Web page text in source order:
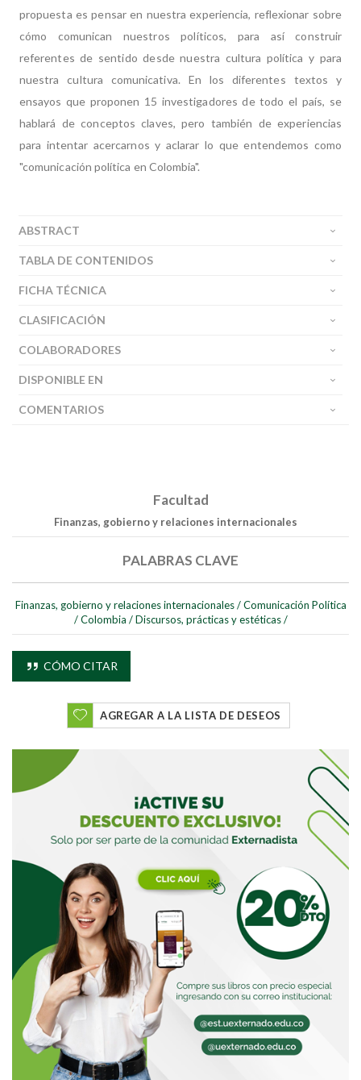
Buscar
propuesta es pensar en nuestra experiencia, reflexionar sobre
cómo comunican nuestros políticos, para así construir
referentes de sentido desde nuestra cultura política y para
nuestra cultura comunicativa. En los diferentes textos y
ensayos que proponen 15 investigadores de todo el país, se
hablará de conceptos claves, pero también de experiencias
para intentar acercarnos y aclarar lo que entendemos como
"comunicación política en Colombia".
ABSTRACT
TABLA DE CONTENIDOS
FICHA TÉCNICA
CLASIFICACIÓN
COLABORADORES
DISPONIBLE EN
COMENTARIOS
Facultad
Finanzas, gobierno y relaciones internacionales
PALABRAS CLAVE
Finanzas, gobierno y relaciones internacionales / Comunicación Política
/ Colombia / Discursos, prácticas y estéticas /
CÓMO CITAR
AGREGAR A LA LISTA DE DESEOS